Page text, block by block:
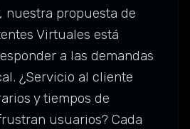
nuestra propuesta de
Virtuales está
a las demandas
¿Servicio al cliente
y tiempos de
usuarios? Cada